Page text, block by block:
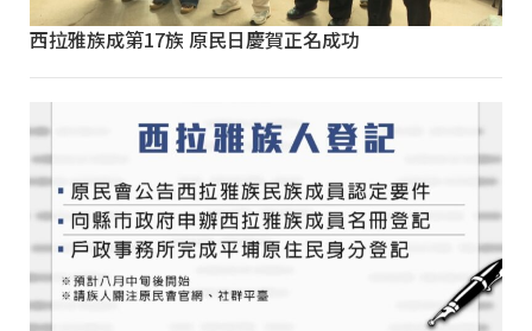
西拉雅族成第17族 原民日慶賀正名成功